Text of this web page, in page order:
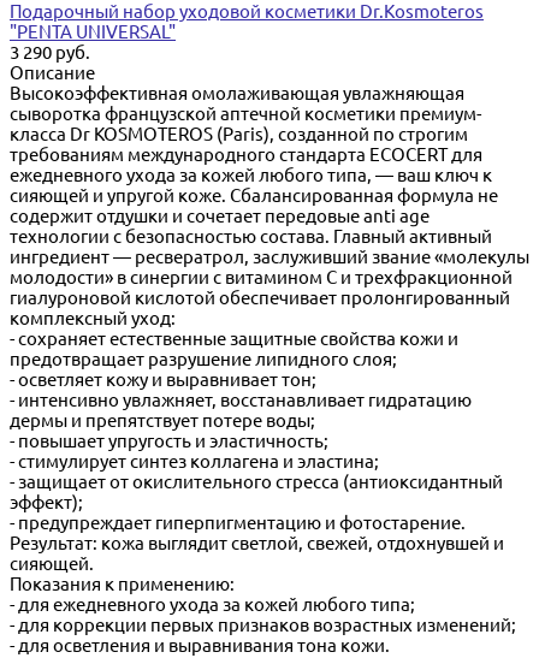
Подарочный набор уходовой косметики Dr.Kosmoteros
"PENTA UNIVERSAL"
3 290 руб.
Описание
Высокоэффективная омолаживающая увлажняющая
сыворотка французской аптечной косметики премиум-
класса Dr KOSMOTEROS (Paris), созданной по строгим
требованиям международного стандарта ECOCERT для
ежедневного ухода за кожей любого типа, — ваш ключ к
сияющей и упругой коже. Сбалансированная формула не
содержит отдушки и сочетает передовые anti age
технологии с безопасностью состава. Главный активный
ингредиент — ресвератрол, заслуживший звание «молекулы
молодости» в синергии с витамином С и трехфракционной
гиалуроновой кислотой обеспечивает пролонгированный
комплексный уход:
- сохраняет естественные защитные свойства кожи и
предотвращает разрушение липидного слоя;
- осветляет кожу и выравнивает тон;
- интенсивно увлажняет, восстанавливает гидратацию
дермы и препятствует потере воды;
- повышает упругость и эластичность;
- стимулирует синтез коллагена и эластина;
- защищает от окислительного стресса (антиоксидантный
эффект);
- предупреждает гиперпигментацию и фотостарение.
Результат: кожа выглядит светлой, свежей, отдохнувшей и
сияющей.
Показания к применению:
- для ежедневного ухода за кожей любого типа;
- для коррекции первых признаков возрастных изменений;
- для осветления и выравнивания тона кожи.